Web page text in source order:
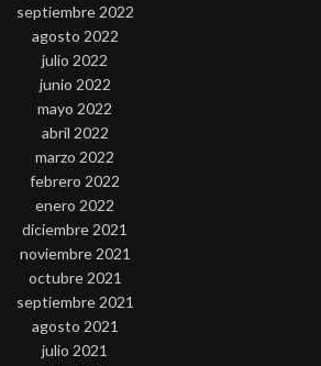
septiembre 2022
agosto 2022
julio 2022
junio 2022
mayo 2022
abril 2022
marzo 2022
febrero 2022
enero 2022
diciembre 2021
noviembre 2021
octubre 2021
septiembre 2021
agosto 2021
julio 2021